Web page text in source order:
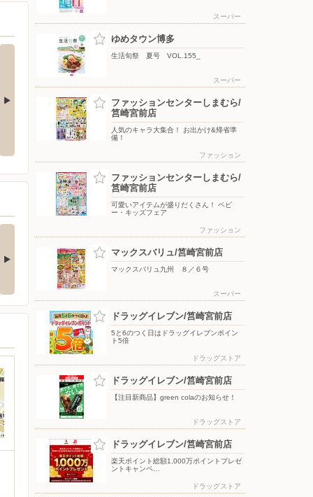
7/15(水)〜8/16(日)_ 夏の贈り物2026_
んにちは！ 赤のレストラ
街横、バラエティ…
1日前
博多店限定★ゆめカー
ゆめタウン博多店限定のオ
トクなご案内です♪ …
スーパー
ゆめタウン博多
生活旬祭 夏号 VOL.155_
スーパー
ファッションセンターしまむら/
筥崎宮前店
人気のキャラ大集合！ お出かけ&帰省準
備！
ファッション
ファッションセンターしまむら/
筥崎宮前店
可愛いアイテムが盛りだくさん！ ベビ
ー・キッズフェア
ファッション
マックスバリュ/筥崎宮前店
マックスバリュ九州 ８／６号
スーパー
ドラッグイレブン/筥崎宮前店
5と6のつく日はドラッグイレブンポイン
ト5倍
ドラッグストア
ドラッグイレブン/筥崎宮前店
【注目新商品】green colaのお知らせ！
ドラッグストア
ドラッグイレブン/筥崎宮前店
楽天ポイント総額1,000万ポイントプレゼ
ントキャンペ…
ドラッグストア